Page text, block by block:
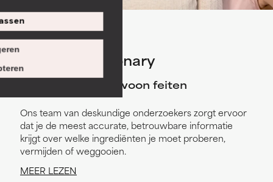
Over de dictionary
Geen zorgen, gewoon feiten
Ons team van deskundige onderzoekers zorgt ervoor
dat je de meest accurate, betrouwbare informatie
krijgt over welke ingrediënten je moet proberen,
vermijden of weggooien.
MEER LEZEN